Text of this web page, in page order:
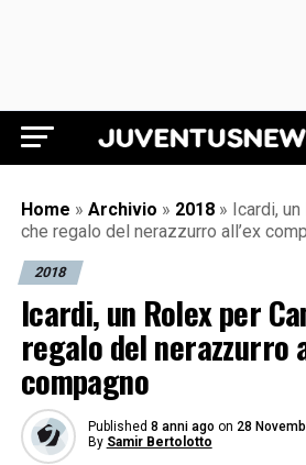
Juventus
Home » Archivio » 2018 » Icardi,
che regalo del nerazzurro all’ex
2018
Icardi, un Rolex per
regalo del nerazzurro
compagno
Published 8 anni ago on 28
By Samir Bertolotto